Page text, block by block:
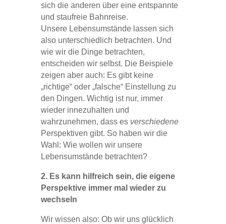
sich die anderen über eine entspannte
und staufreie Bahnreise.
Unsere Lebensumstände lassen sich
also unterschiedlich betrachten. Und
wie wir die Dinge betrachten,
entscheiden wir selbst. Die Beispiele
zeigen aber auch: Es gibt keine
„richtige“ oder „falsche“ Einstellung zu
den Dingen. Wichtig ist nur, immer
wieder innezuhalten und
wahrzunehmen, dass es verschiedene
Perspektiven gibt. So haben wir die
Wahl: Wie wollen wir unsere
Lebensumstände betrachten?
2. Es kann hilfreich sein, die eigene
Perspektive immer mal wieder zu
wechseln
Wir wissen also: Ob wir uns glücklich